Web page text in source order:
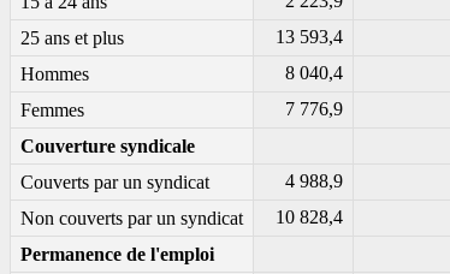
25 ans et plus
13 593,4
Hommes
8 040,4
Femmes
7 776,9
Couverture syndicale
Couverts par un syndicat
4 988,9
Non couverts par un syndicat
10 828,4
Permanence de l'emploi